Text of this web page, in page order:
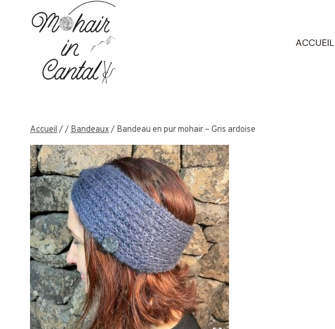
ACCUEIL
Accueil//Bandeaux/ Bandeau en pur mohair – Gris ardoise